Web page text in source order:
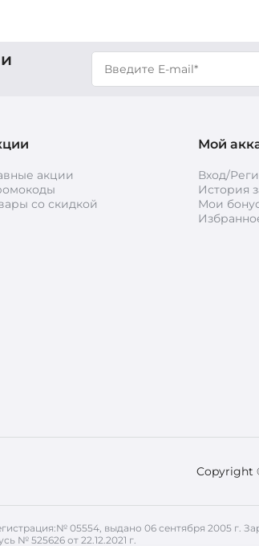
акции
со скидкой
Мой
Вход/
История
Мои
Copyright
05554, выдано 06 сентября 2005 г.
№ 525626 от 22.12.2021 г.